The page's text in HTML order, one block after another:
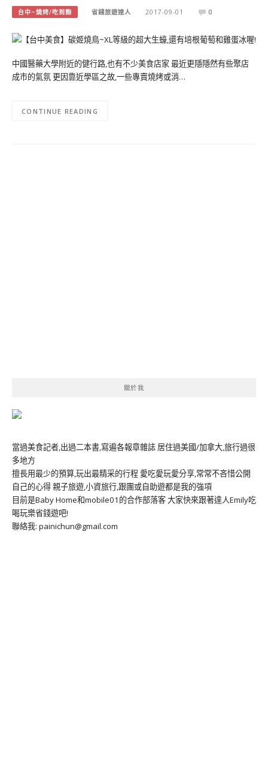
台中~燒烤/吃到飽 省錢旅遊達人 2017-09-01 0
中國醫藥大學附近的健行路,也有不少美食店家 最近更隱隱然有些聚店
成市的氣氛 更因靠近學區之故,一些專賣燒烤或消…
CONTINUE READING
關於我
當過美食記者,出過二本書,寫遍各報章雜誌 居住過美國/加拿大,旅行過很
多地方
擅長用最少的預算,玩出最精采的行程 愛吃愛玩愛分享,常常不吝惜公開
自己的心得 親子旅遊,小資旅行,跟團或自助遊都是我的強項
目前是Baby Home和mobile01的合作部落客 大家快來跟著達人Emily吃
喝玩樂省錢遊吧!
聯絡我: painichun@gmail.com